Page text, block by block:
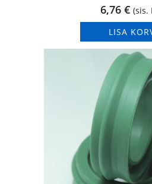
6,76 € (sis.
LISA